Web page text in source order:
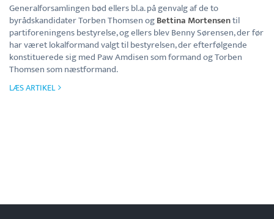
Generalforsamlingen bød ellers bl.a. på genvalg af de to
byrådskandidater Torben Thomsen ogBettina Mortensentil
partiforeningens bestyrelse, og ellers blev Benny Sørensen, der før
har været lokalformand valgt til bestyrelsen, der efterfølgende
konstituerede sig med Paw Amdisen som formand og Torben
Thomsen som næstformand.
LÆS ARTIKEL